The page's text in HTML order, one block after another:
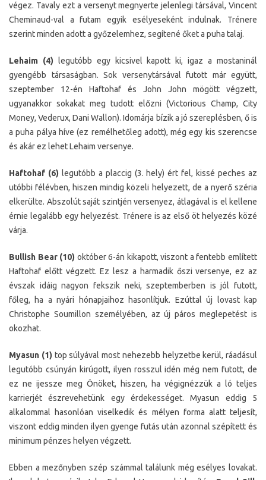
végez. Tavaly ezt a versenyt megnyerte jelenlegi társával, Vincent
Cheminaud-val a futam egyik esélyeseként indulnak. Trénere
szerint minden adott a győzelemhez, segítené őket a puha talaj.
Lehaim (4) legutóbb egy kicsivel kapott ki, igaz a mostaninál
gyengébb társaságban. Sok versenytársával futott már együtt,
szeptember 12-én Haftohaf és John John mögött végzett,
ugyanakkor sokakat meg tudott előzni (Victorious Champ, City
Money, Vederux, Dani Wallon). Idomárja bízik a jó szereplésben, ő is
a puha pálya híve (ez remélhetőleg adott), még egy kis szerencse
és akár ez lehet Lehaim versenye.
Haftohaf (6) legutóbb a placcig (3. hely) ért fel, kissé peches az
utóbbi félévben, hiszen mindig közeli helyezett, de a nyerő széria
elkerülte. Abszolút saját szintjén versenyez, átlagával is el kellene
érnie legalább egy helyezést. Trénere is az első öt helyezés közé
várja.
Bullish Bear (10) október 6-án kikapott, viszont a fentebb említett
Haftohaf előtt végzett. Ez lesz a harmadik őszi versenye, ez az
évszak idáig nagyon fekszik neki, szeptemberben is jól futott,
főleg, ha a nyári hónapjaihoz hasonlítjuk. Ezúttal új lovast kap
Christophe Soumillon személyében, az új páros meglepetést is
okozhat.
Myasun (1) top súlyával most nehezebb helyzetbe kerül, ráadásul
legutóbb csúnyán kirúgott, ilyen rosszul idén még nem futott, de
ez ne ijessze meg Önöket, hiszen, ha végignézzük a ló teljes
karrierjét észrevehetünk egy érdekességet. Myasun eddig 5
alkalommal hasonlóan viselkedik és mélyen forma alatt teljesít,
viszont eddig minden ilyen gyenge futás után azonnal szépített és
minimum pénzes helyen végzett.
Ebben a mezőnyben szép számmal találunk még esélyes lovakat.